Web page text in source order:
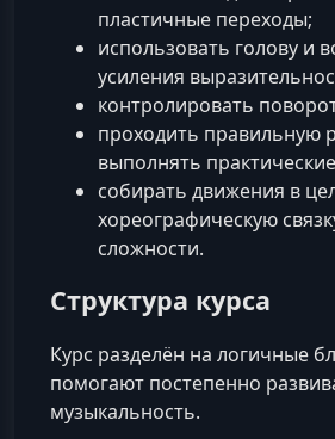
пластичные переходы;
использовать голову и
усиления
контролировать
проходить правильную
выполнять
собирать движения в
хореографическую
сложности.
Структура курса
Курс разделён на логичные
помогают постепенно
музыкальность.